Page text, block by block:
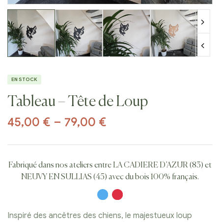
EN STOCK
Tableau – Tête de Loup
45,00 € – 79,00 €
Fabriqué dans nos ateliers entre LA CADIERE D’AZUR (83) et
NEUVY EN SULLIAS (45) avec du bois 100% français.
Inspiré des ancêtres des chiens, le majestueux loup